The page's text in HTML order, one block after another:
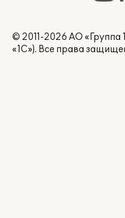
© 2011-2026 АО
«1С»). Все права